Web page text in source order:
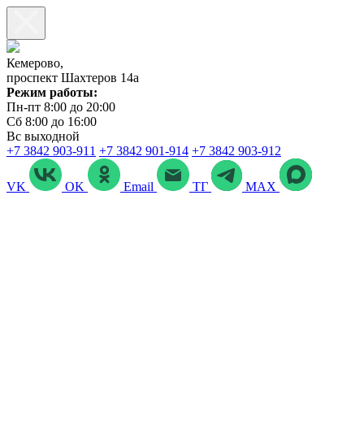
Кемерово,
проспект Шахтеров 14а
Режим работы:
Пн-пт 8:00 до 20:00
Сб 8:00 до 16:00
Вс выходной
+7 3842 903‑911 +7 3842 901‑914 +7 3842 903-912
VK OK Email ТГ MAX